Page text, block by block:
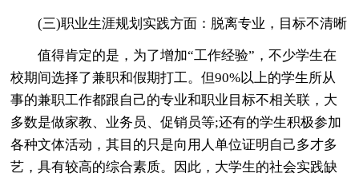
(三)职业生涯规划实践方面：脱离专业，目标不清晰
值得肯定的是，为了增加“工作经验”，不少学生在
校期间选择了兼职和假期打工。但90%以上的学生所从
事的兼职工作都跟自己的专业和职业目标不相关联，大
多数是做家教、业务员、促销员等;还有的学生积极参加
各种文体活动，其目的只是向用人单位证明自己多才多
艺，具有较高的综合素质。因此，大学生的社会实践缺